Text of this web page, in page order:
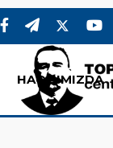
HAQQIMIZDA